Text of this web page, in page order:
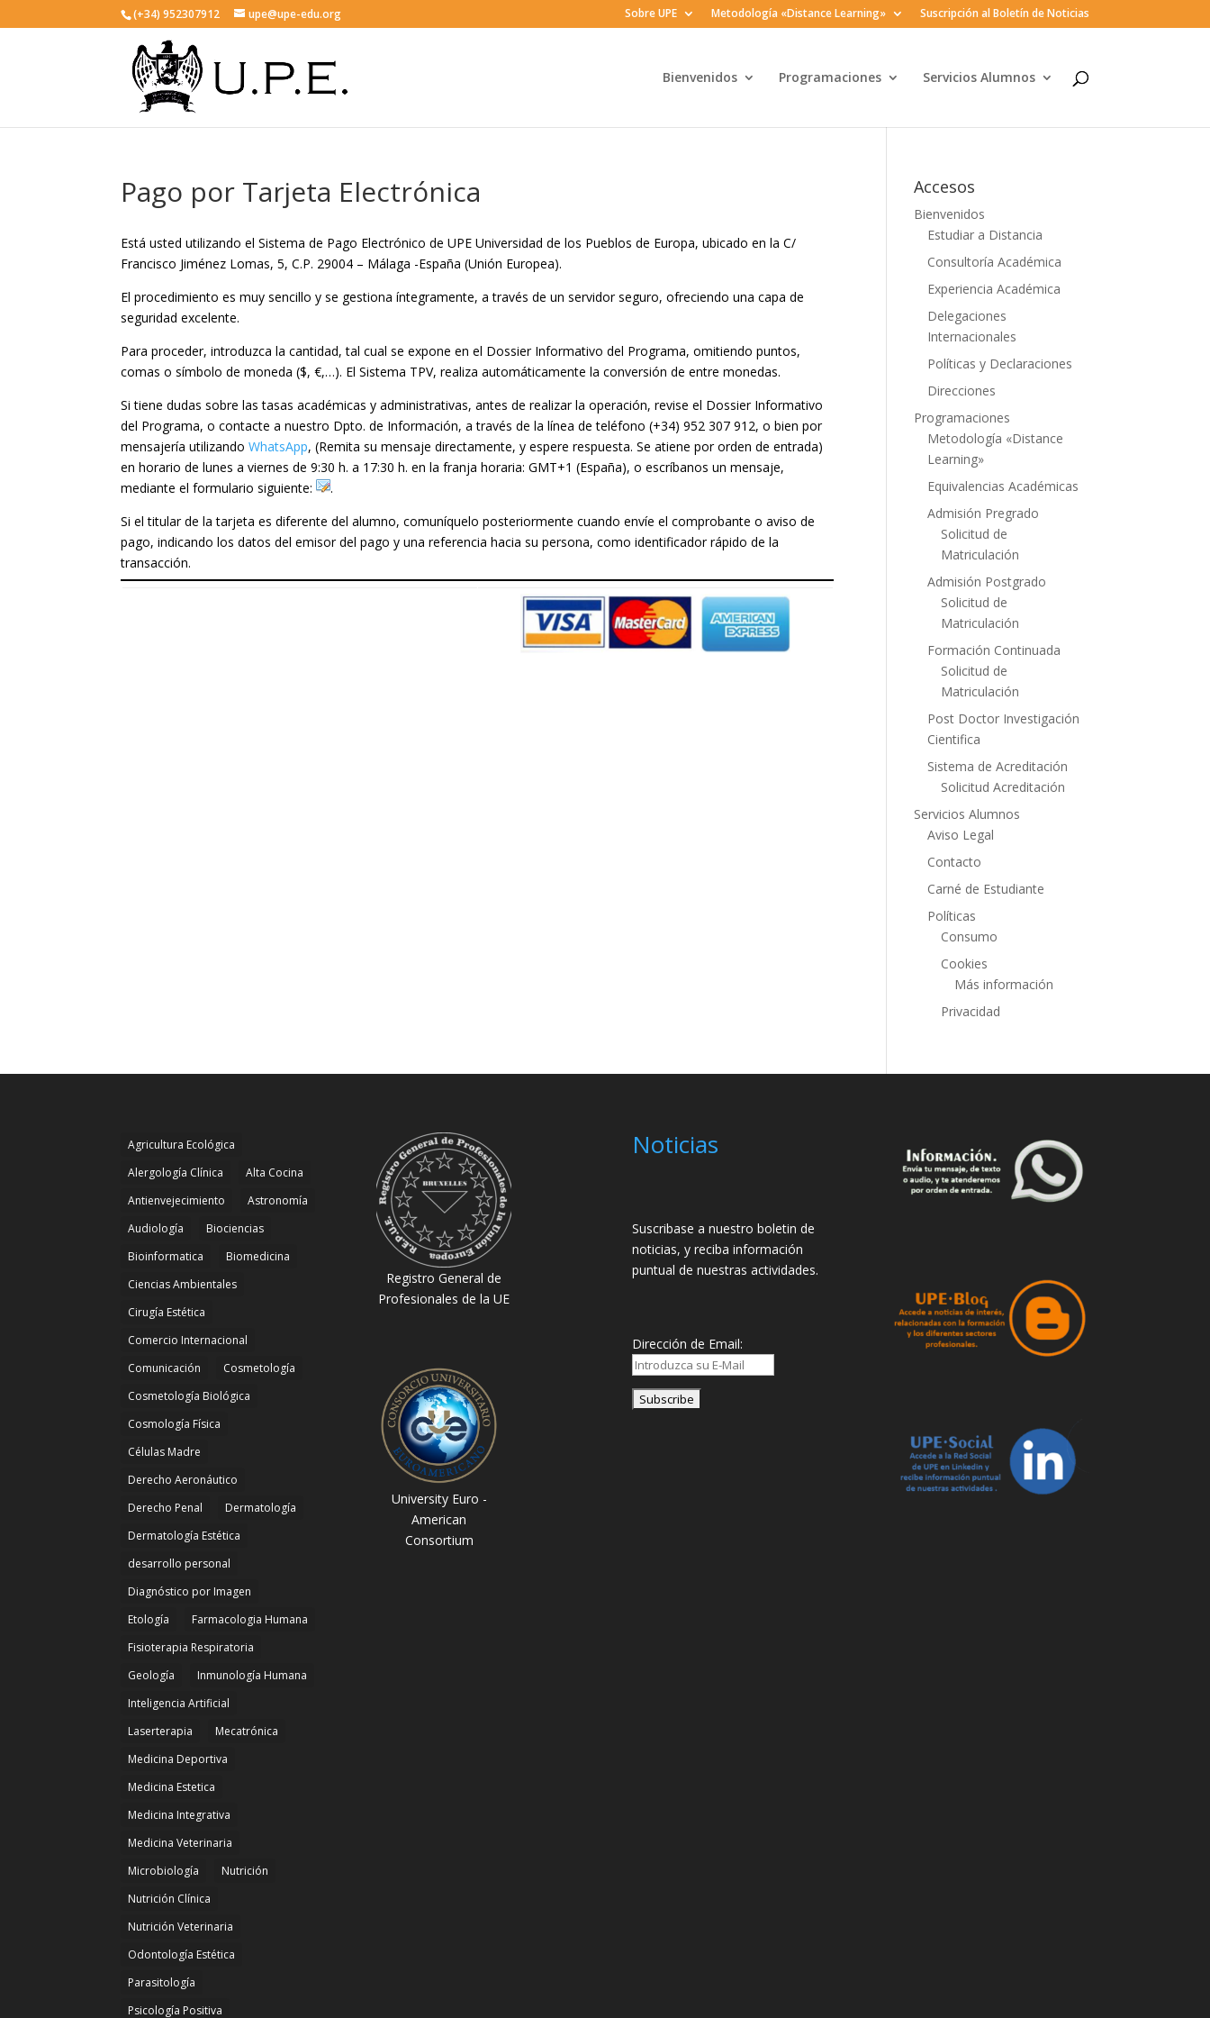
(+34) 952307912 upe@upe-edu.org Sobre UPE Metodología «Distance Learning» Suscripción al Boletín de Noticias
Bienvenidos Programaciones Servicios Alumnos
Pago por Tarjeta Electrónica
Está usted utilizando el Sistema de Pago Electrónico de UPE Universidad de los Pueblos de Europa, ubicado en la C/
Francisco Jiménez Lomas, 5, C.P. 29004 – Málaga -España (Unión Europea).
El procedimiento es muy sencillo y se gestiona íntegramente, a través de un servidor seguro, ofreciendo una capa de
seguridad excelente.
Para proceder, introduzca la cantidad, tal cual se expone en el Dossier Informativo del Programa, omitiendo puntos,
comas o símbolo de moneda ($, €,…). El Sistema TPV, realiza automáticamente la conversión de entre monedas.
Si tiene dudas sobre las tasas académicas y administrativas, antes de realizar la operación, revise el Dossier Informativo
del Programa, o contacte a nuestro Dpto. de Información, a través de la línea de teléfono (+34) 952 307 912, o bien por
mensajería utilizandoWhatsApp, (Remita su mensaje directamente, y espere respuesta. Se atiene por orden de entrada)
en horario de lunes a viernes de 9:30 h. a 17:30 h. en la franja horaria: GMT+1 (España), o escríbanos un mensaje,
mediante el formulario siguiente:
.
Si el titular de la tarjeta es diferente del alumno, comuníquelo posteriormente cuando envíe el comprobante o aviso de
pago, indicando los datos del emisor del pago y una referencia hacia su persona, como identificador rápido de la
transacción.
Accesos
Bienvenidos
Estudiar a Distancia
Consultoría Académica
Experiencia Académica
Delegaciones
Internacionales
Políticas y Declaraciones
Direcciones
Programaciones
Metodología «Distance
Learning»
Equivalencias Académicas
Admisión Pregrado
Solicitud de
Matriculación
Admisión Postgrado
Solicitud de
Matriculación
Formación Continuada
Solicitud de
Matriculación
Post Doctor Investigación
Cientifica
Sistema de Acreditación
Solicitud Acreditación
Servicios Alumnos
Aviso Legal
Contacto
Carné de Estudiante
Políticas
Consumo
Cookies
Más información
Privacidad
Agricultura Ecológica
Alergología Clínica
Alta Cocina
Antienvejecimiento
Astronomía
Audiología
Biociencias
Bioinformatica
Biomedicina
Ciencias Ambientales
Cirugía Estética
Comercio Internacional
Comunicación
Cosmetología
Cosmetología Biológica
Cosmología Física
Células Madre
Derecho Aeronáutico
Derecho Penal
Dermatología
Dermatología Estética
desarrollo personal
Diagnóstico por Imagen
Etología
Farmacologia Humana
Fisioterapia Respiratoria
Geología
Inmunología Humana
Inteligencia Artificial
Laserterapia
Mecatrónica
Medicina Deportiva
Medicina Estetica
Medicina Integrativa
Medicina Veterinaria
Microbiología
Nutrición
Nutrición Clínica
Nutrición Veterinaria
Odontología Estética
Parasitología
Psicología Positiva
Registro General de
Profesionales de la UE
University Euro -
American
Consortium
Noticias
Suscribase a nuestro boletin de
noticias, y reciba información
puntual de nuestras actividades.
Dirección de Email: